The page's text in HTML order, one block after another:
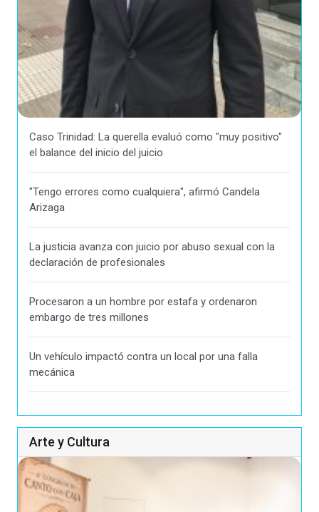
Caso Trinidad: La querella evaluó como "muy positivo"
el balance del inicio del juicio
"Tengo errores como cualquiera", afirmó Candela
Arizaga
La justicia avanza con juicio por abuso sexual con la
declaración de profesionales
Procesaron a un hombre por estafa y ordenaron
embargo de tres millones
Un vehículo impactó contra un local por una falla
mecánica
Arte y Cultura